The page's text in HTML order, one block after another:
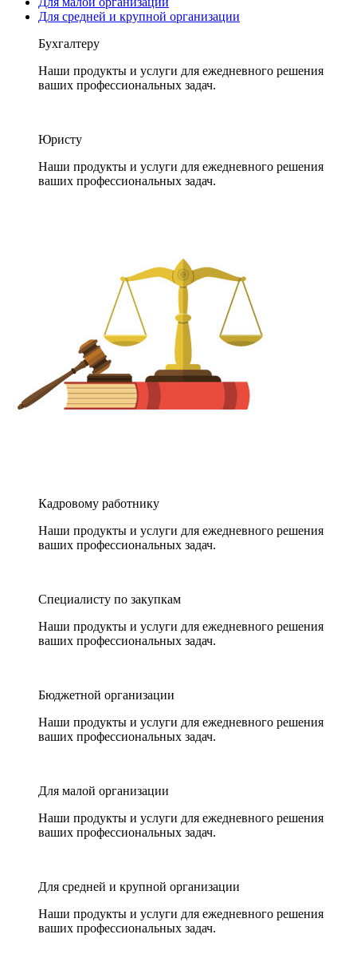
Для средней и крупной организации
Бухгалтеру
Наши продукты и услуги для ежедневного решения
ваших профессиональных задач.
Юристу
Наши продукты и услуги для ежедневного решения
ваших профессиональных задач.
Кадровому работнику
Наши продукты и услуги для ежедневного решения
ваших профессиональных задач.
Специалисту по закупкам
Наши продукты и услуги для ежедневного решения
ваших профессиональных задач.
Бюджетной организации
Наши продукты и услуги для ежедневного решения
ваших профессиональных задач.
Для малой организации
Наши продукты и услуги для ежедневного решения
ваших профессиональных задач.
Для средней и крупной организации
Наши продукты и услуги для ежедневного решения
ваших профессиональных задач.